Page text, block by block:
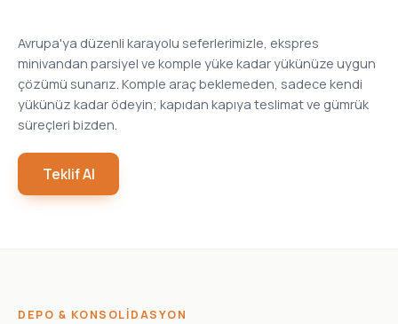
Avrupa'ya düzenli karayolu seferlerimizle, ekspres
minivandan parsiyel ve komple yüke kadar yükünüze uygun
çözümü sunarız. Komple araç beklemeden, sadece kendi
yükünüz kadar ödeyin; kapıdan kapıya teslimat ve gümrük
süreçleri bizden.
Teklif Al
DEPO & KONSOLIDASYON